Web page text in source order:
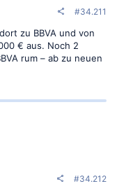
verifiziert
auf dein Revolut
mehr
ausgestellt
#34.211
zu BBVA und von
€ aus. Noch 2
rum – ab zu neuen
#34.212